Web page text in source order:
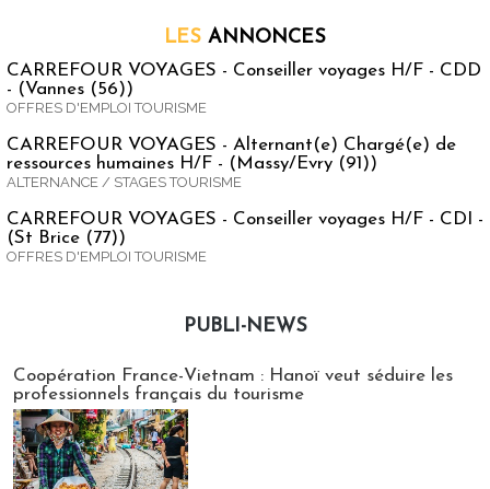
LES ANNONCES
CARREFOUR VOYAGES - Conseiller voyages H/F - CDD
- (Vannes (56))
OFFRES D'EMPLOI TOURISME
CARREFOUR VOYAGES - Alternant(e) Chargé(e) de
ressources humaines H/F - (Massy/Evry (91))
ALTERNANCE / STAGES TOURISME
CARREFOUR VOYAGES - Conseiller voyages H/F - CDI -
(St Brice (77))
OFFRES D'EMPLOI TOURISME
PUBLI-NEWS
Coopération France-Vietnam : Hanoï veut séduire les
professionnels français du tourisme